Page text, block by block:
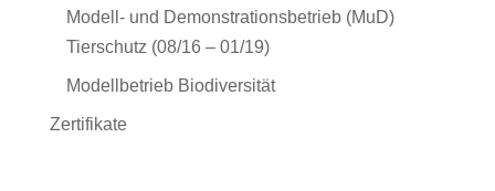
Modell- und Demonstrationsbetrieb (MuD)
Tierschutz (08/16 – 01/19)
Modellbetrieb Biodiversität
Zertifikate